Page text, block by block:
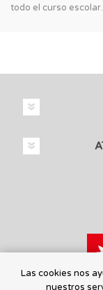
todo el curso escolar.
Las cookies nos
nuestros